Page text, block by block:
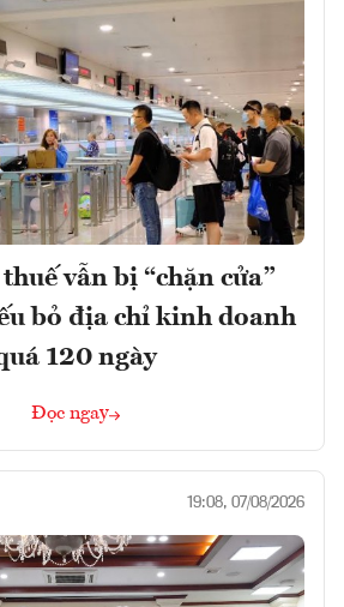
vẫn bị “chặn cửa”
bỏ địa chỉ kinh doanh
120 ngày
Đọc ngay
19:08, 07/08/2026